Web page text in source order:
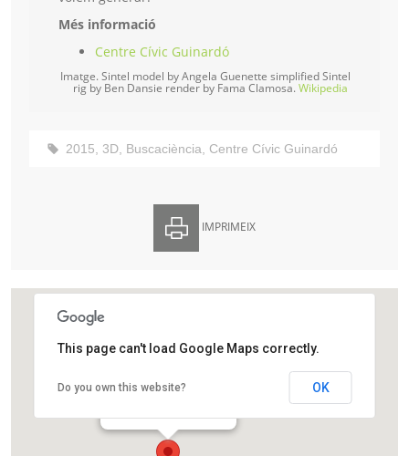
Més informació
Centre Cívic Guinardó
Imatge. Sintel model by Angela Guenette simplified Sintel
rig by Ben Dansie render by Fama Clamosa. Wikipedia
2015, 3D, Buscaciència, Centre Cívic Guinardó
IMPRIMEIX
Centre Cívic Guinardó
Ronda Guinardó, 113-141
This page can't load Google Maps correctly.
Do you own this website? OK